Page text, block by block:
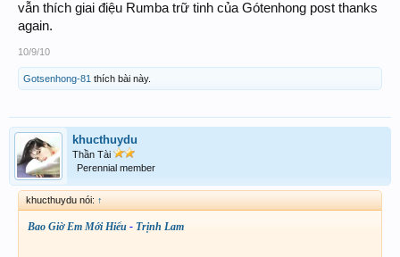
one two three ... Chát bùm chát búm bùm ... ôi giai điệu Rumba thật trữ
tình ...
vẫn thích giai điệu Rumba trữ tinh của Gótenhong post thanks
again.
10/9/10
Gotsenhong-81 thích bài này.
khucthuydu
Thần Tài
Perennial member
khucthuydu nói: ↑
Bao Giờ Em Mới Hiểu - Trịnh Lam